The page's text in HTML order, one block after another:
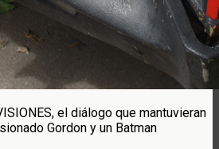
el diálogo que mantuvieran
Gordon y un Batman